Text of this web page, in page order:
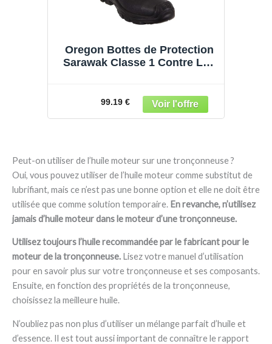
Oregon Bottes de Protection
Sarawak Classe 1 Contre Les
99.19 €
Peut-on utiliser de l’huile moteur sur une tronçonneuse ?
Oui, vous pouvez utiliser de l’huile moteur comme substitut de
lubrifiant, mais ce n’est pas une bonne option et elle ne doit être
utilisée que comme solution temporaire. En revanche, n’utilisez
jamais d’huile moteur dans le moteur d’une tronçonneuse.
Utilisez toujours l’huile recommandée par le fabricant pour le
moteur de la tronçonneuse. Lisez votre manuel d’utilisation
pour en savoir plus sur votre tronçonneuse et ses composants.
Ensuite, en fonction des propriétés de la tronçonneuse,
choisissez la meilleure huile.
N’oubliez pas non plus d’utiliser un mélange parfait d’huile et
d’essence. Il est tout aussi important de connaître le rapport